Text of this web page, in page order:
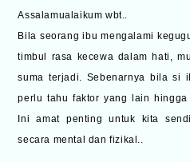
Assalamualaikum wbt..
Bila seorang ibu mengalami
timbul rasa kecewa dalam hati,
suma terjadi. Sebenarnya bila si
perlu tahu faktor yang lain
Ini amat penting untuk kita
secara mental dan fizikal..